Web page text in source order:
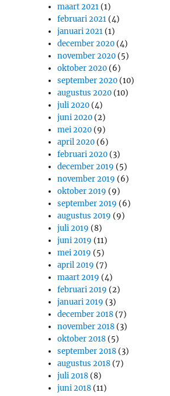
maart 2021 (1)
februari 2021 (4)
januari 2021 (1)
december 2020 (4)
november 2020 (5)
oktober 2020 (6)
september 2020 (10)
augustus 2020 (10)
juli 2020 (4)
juni 2020 (2)
mei 2020 (9)
april 2020 (6)
februari 2020 (3)
december 2019 (5)
november 2019 (6)
oktober 2019 (9)
september 2019 (6)
augustus 2019 (9)
juli 2019 (8)
juni 2019 (11)
mei 2019 (5)
april 2019 (7)
maart 2019 (4)
februari 2019 (2)
januari 2019 (3)
december 2018 (7)
november 2018 (3)
oktober 2018 (5)
september 2018 (3)
augustus 2018 (7)
juli 2018 (8)
juni 2018 (11)